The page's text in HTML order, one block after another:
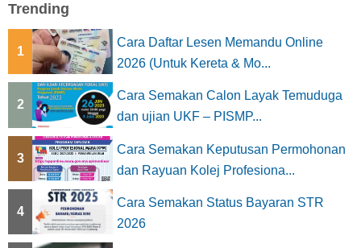
Trending
1
Cara Daftar Lesen Memandu Online
2026 (Untuk Kereta & Mo...
2
Cara Semakan Calon Layak Temuduga
dan ujian UKF – PISMP...
3
Cara Semakan Keputusan Permohonan
dan Rayuan Kolej Profesiona...
4
Cara Semakan Status Bayaran STR
2026